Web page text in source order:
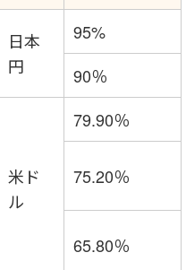
日本
円
95%
90％
米ド
ル
79.90％
75.20％
65.80％